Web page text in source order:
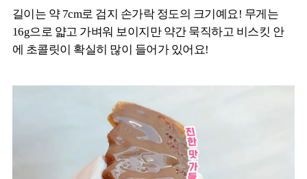
길이는 약 7cm로 검지 손가락 정도의 크기예요! 무게는
16g으로 얇고 가벼워 보이지만 약간 묵직하고 비스킷 안
에 초콜릿이 확실히 많이 들어가 있어요!